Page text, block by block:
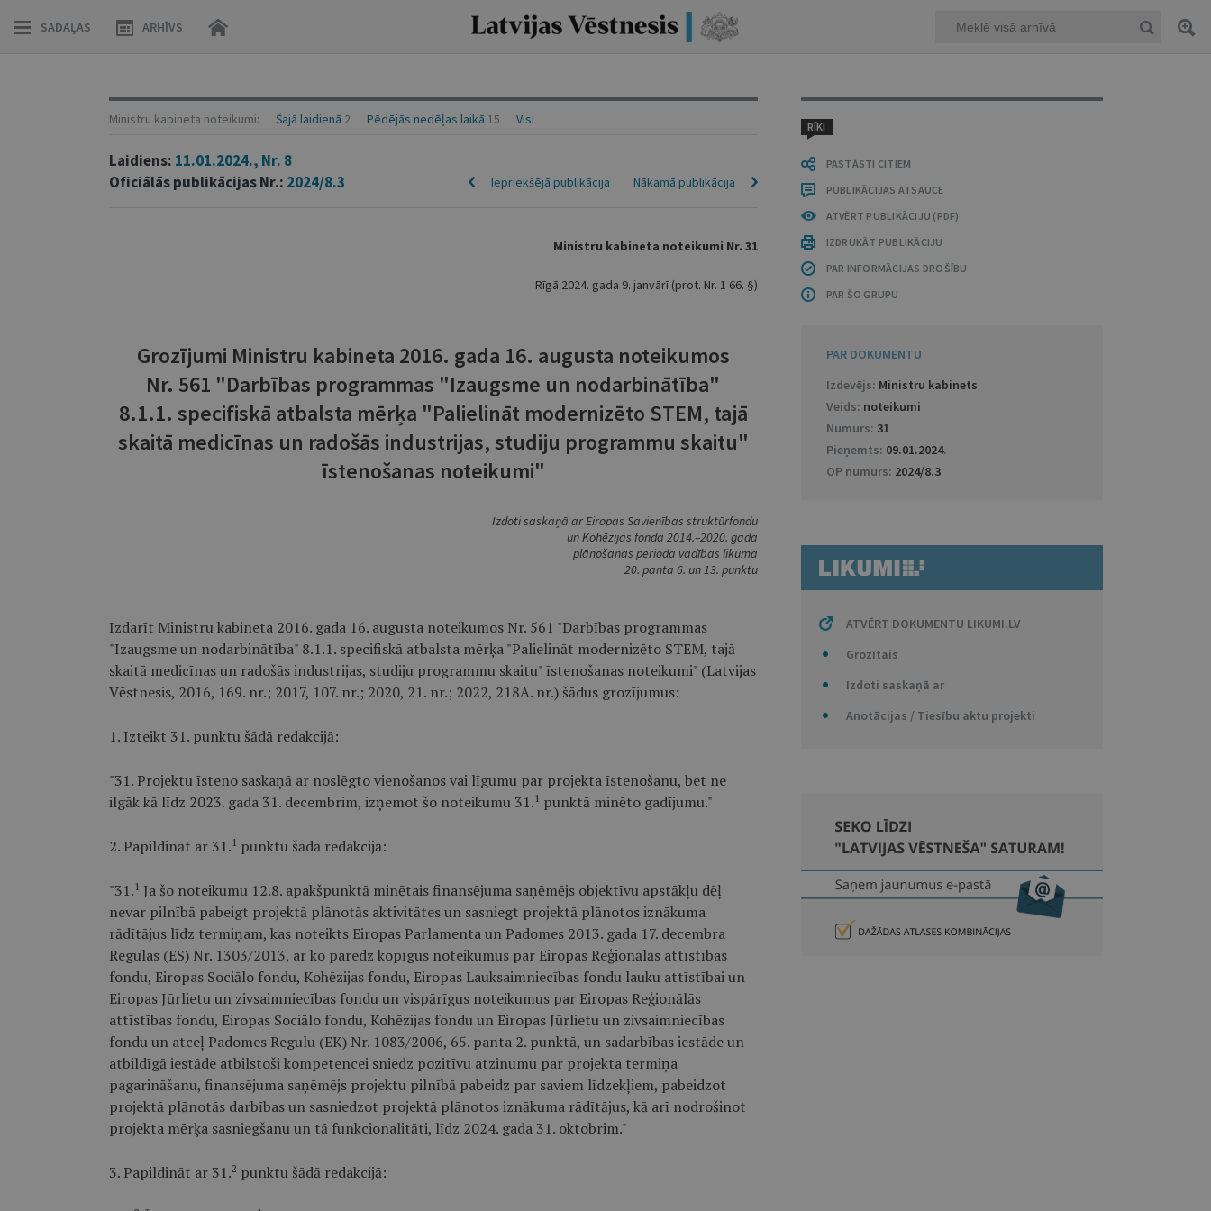
SADAĻAS ARHĪVS
RĪKI
PASTĀSTI CITIEM
PUBLIKĀCIJAS ATSAUCE
ATVĒRT PUBLIKĀCIJU (PDF)
IZDRUKĀT PUBLIKĀCIJU
PAR INFORMĀCIJAS DROŠĪBU
PAR ŠO GRUPU
PAR DOKUMENTU
Izdevējs: Ministru kabinets
Veids: noteikumi
Numurs: 31
Pieņemts: 09.01.2024.
OP numurs: 2024/8.3
ATVĒRT DOKUMENTU LIKUMI.LV
Grozītais
Izdoti saskaņā ar
Anotācijas / Tiesību aktu projekti
Ministru kabineta noteikumi: Šajā laidienā 2 Pēdējās nedēļas laikā 15 Visi
Laidiens: 11.01.2024., Nr. 8
Oficiālās publikācijas Nr.: 2024/8.3 Nākamā publikācija
Iepriekšējā publikācija
Ministru kabineta noteikumi Nr. 31
Rīgā 2024. gada 9. janvārī (prot. Nr. 1 66. §)
Grozījumi Ministru kabineta 2016. gada 16. augusta noteikumos
Nr. 561 "Darbības programmas "Izaugsme un nodarbinātība"
8.1.1. specifiskā atbalsta mērķa "Palielināt modernizēto STEM, tajā
skaitā medicīnas un radošās industrijas, studiju programmu skaitu"
īstenošanas noteikumi"
Izdoti saskaņā ar Eiropas Savienības struktūrfondu
un Kohēzijas fonda 2014.–2020. gada
plānošanas perioda vadības likuma
20. panta 6. un 13. punktu
Izdarīt Ministru kabineta 2016. gada 16. augusta noteikumos Nr. 561 "Darbības programmas
"Izaugsme un nodarbinātība" 8.1.1. specifiskā atbalsta mērķa "Palielināt modernizēto STEM, tajā
skaitā medicīnas un radošās industrijas, studiju programmu skaitu" īstenošanas noteikumi" (Latvijas
Vēstnesis, 2016, 169. nr.; 2017, 107. nr.; 2020, 21. nr.; 2022, 218A. nr.) šādus grozījumus:
1. Izteikt 31. punktu šādā redakcijā:
"31. Projektu īsteno saskaņā ar noslēgto vienošanos vai līgumu par projekta īstenošanu, bet ne
ilgāk kā līdz 2023. gada 31. decembrim, izņemot šo noteikumu 31. 1 punktā minēto gadījumu."
2. Papildināt ar 31. 1 punktu šādā redakcijā:
"31. 1 Ja šo noteikumu 12.8. apakšpunktā minētais finansējuma saņēmējs objektīvu apstākļu dēļ
nevar pilnībā pabeigt projektā plānotās aktivitātes un sasniegt projektā plānotos iznākuma
rādītājus līdz termiņam, kas noteikts Eiropas Parlamenta un Padomes 2013. gada 17. decembra
Regulas (ES) Nr. 1303/2013, ar ko paredz kopīgus noteikumus par Eiropas Reģionālās attīstības
fondu, Eiropas Sociālo fondu, Kohēzijas fondu, Eiropas Lauksaimniecības fondu lauku attīstībai un
Eiropas Jūrlietu un zivsaimniecības fondu un vispārīgus noteikumus par Eiropas Reģionālās
attīstības fondu, Eiropas Sociālo fondu, Kohēzijas fondu un Eiropas Jūrlietu un zivsaimniecības
fondu un atceļ Padomes Regulu (EK) Nr. 1083/2006, 65. panta 2. punktā, un sadarbības iestāde un
atbildīgā iestāde atbilstoši kompetencei sniedz pozitīvu atzinumu par projekta termiņa
pagarināšanu, finansējuma saņēmējs projektu pilnībā pabeidz par saviem līdzekļiem, pabeidzot
projektā plānotās darbības un sasniedzot projektā plānotos iznākuma rādītājus, kā arī nodrošinot
projekta mērķa sasniegšanu un tā funkcionalitāti, līdz 2024. gada 31. oktobrim."
3. Papildināt ar 31.2 punktu šādā redakcijā: